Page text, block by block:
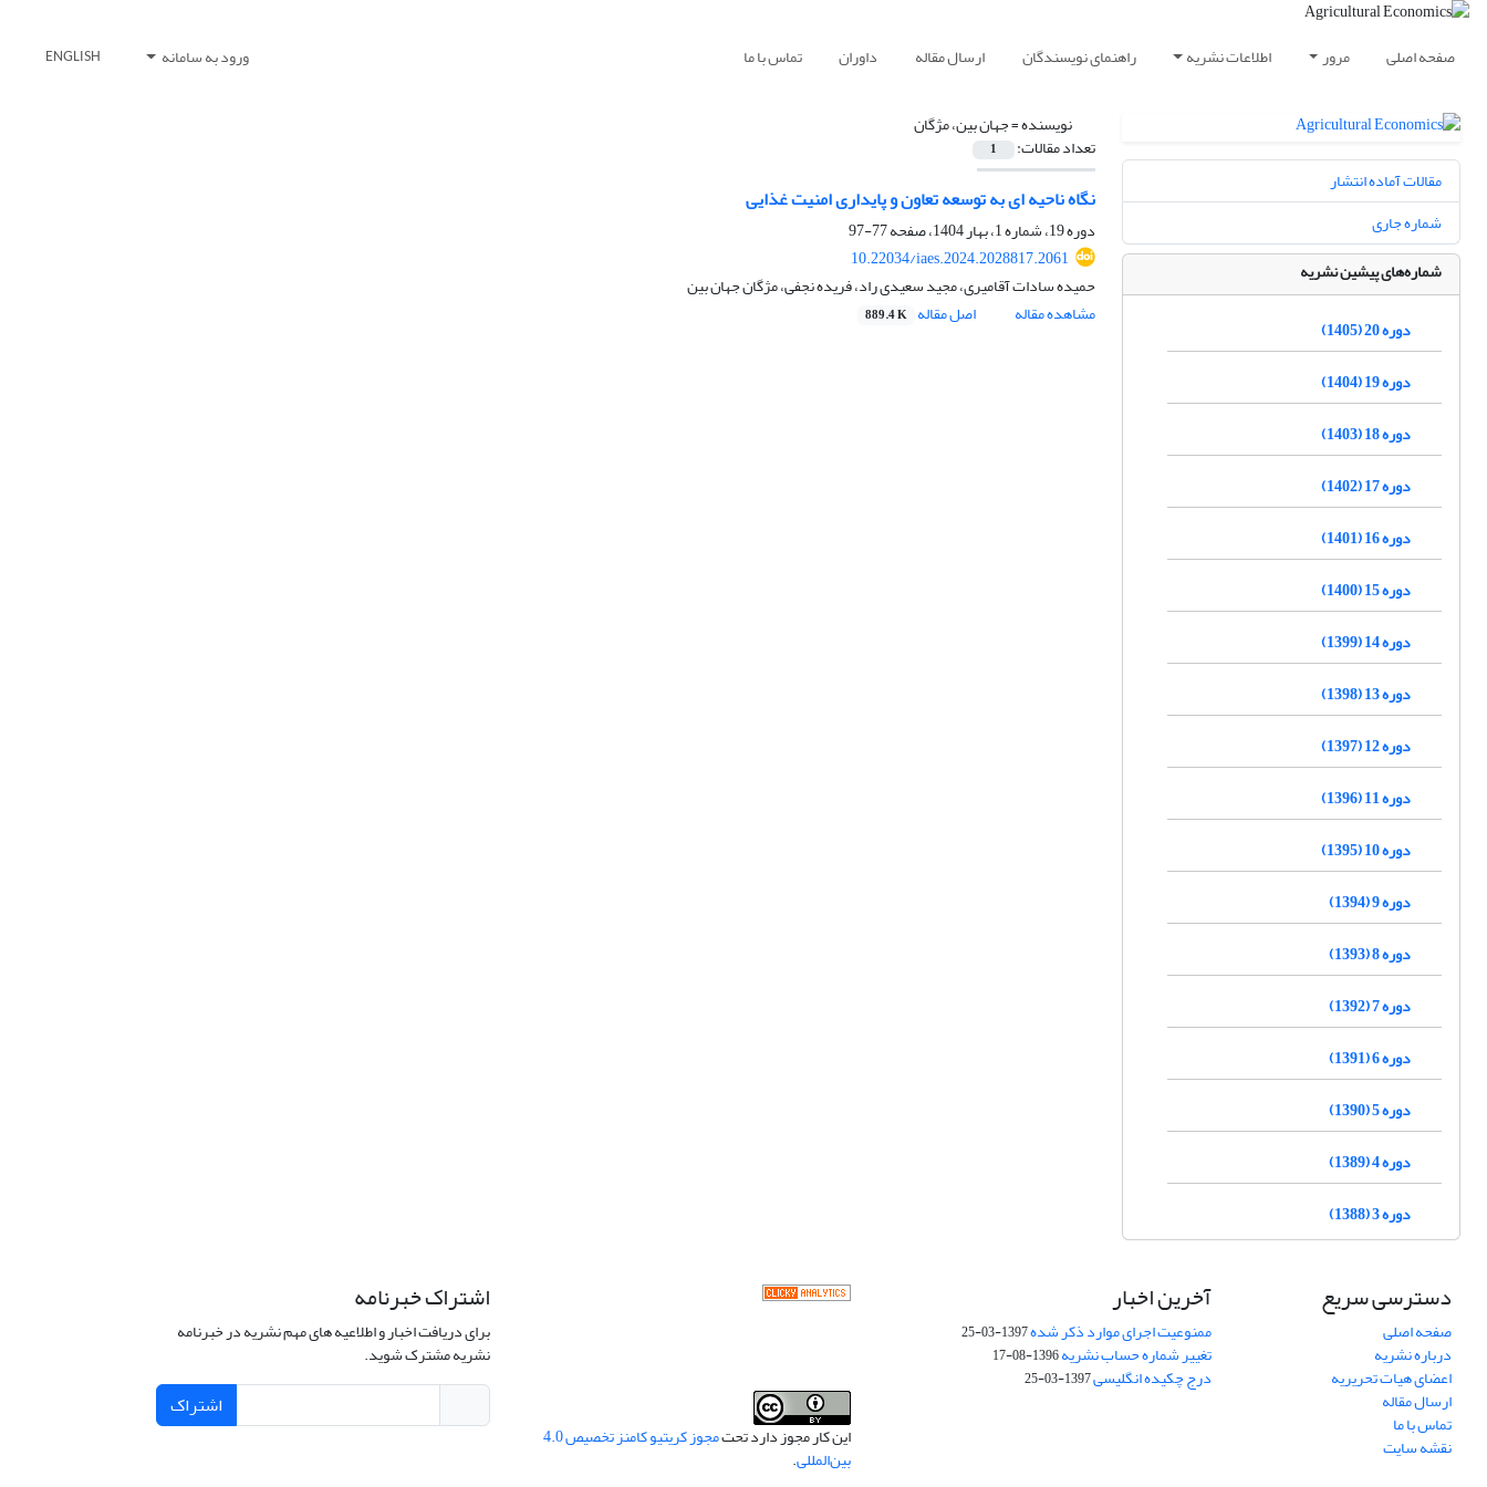
صفحه اصلی مرور اطلاعات نشریه راهنمای نویسندگان ارسال مقاله داوران تماس با ما ورود به سامانه ENGLISH
نویسنده =جهان بین، مژگان
تعداد مقالات: 1
نگاه ناحیه ای به توسعه تعاون و پایداری امنیت غذایی
دوره 19، شماره 1، بهار 1404، صفحه
77-97
10.22034/iaes.2024.2028817.2061
حمیده سادات آقامیری، مجید سعیدی راد، فریده نجفی، مژگان جهان بین
مشاهده مقاله
اصل مقاله 889.4 K
مقالات آماده انتشار
شماره جاری
شماره‌های پیشین نشریه
دوره 20 (1405)
دوره 19 (1404)
دوره 18 (1403)
دوره 17 (1402)
دوره 16 (1401)
دوره 15 (1400)
دوره 14 (1399)
دوره 13 (1398)
دوره 12 (1397)
دوره 11 (1396)
دوره 10 (1395)
دوره 9 (1394)
دوره 8 (1393)
دوره 7 (1392)
دوره 6 (1391)
دوره 5 (1390)
دوره 4 (1389)
دوره 3 (1388)
دسترسی سریع
صفحه اصلی
درباره نشریه
اعضای هیات تحریریه
ارسال مقاله
تماس با ما
نقشه سایت
آخرین اخبار
ممنوعیت اجرای موارد ذکر شده1397-03-25
تغییر شماره حساب نشریه1396-08-17
درج چکیده انگلیسی1397-03-25
این کار مجوز دارد تحت مجوز کریتیو کامنز تخصیص 4.0
بین‌المللی.
اشتراک خبرنامه
برای دریافت اخبار و اطلاعیه های مهم نشریه در خبرنامه
نشریه مشترک شوید.
اشتراک